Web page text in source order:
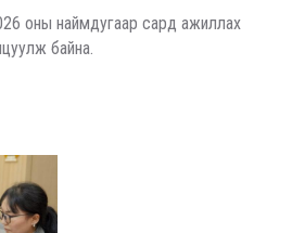
оны наймдугаар сард ажиллах
байна.